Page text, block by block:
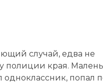
случай, едва не
полиции края.
одноклассник, попал